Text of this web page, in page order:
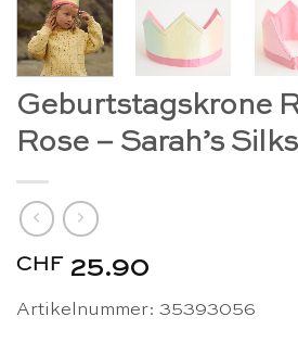
Geburtstagskrone
Rose – Sarah’s Silks
CHF 25.90
Artikelnummer: 35393056